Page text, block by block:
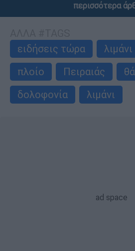
περισσότερα
ειδήσεις τώρα
πλοίο
Πειραιάς
δολοφονία
λιμάνι